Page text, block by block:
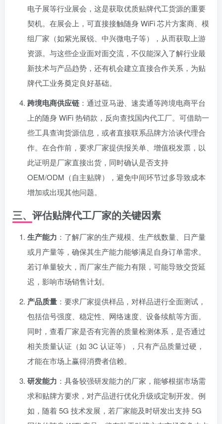
电子展等行业展会，这是获取优质贴牌代工货源的重要
契机。在展会上，可直接接触随身 WiFi 芯片方案商、模
组厂家（如紫光展锐、中兴微电子等），从而获取上游
资源。与这些企业面对面交流，不仅能深入了解行业最
新技术与产品趋势，还有机会建立直接合作关系，为贴
牌代工业务奠定良好基础。
跨境电商供应链 ：通过亚马逊、速卖通等跨境电商平台
上的随身 WiFi 热销款，反向查找国内代工厂。可借助一
些工具查询货源信息，或者直接联系品牌方洽谈代理合
作。在合作前，要求厂家提供报关单、增值税发票，以
此证明是厂家直接出货，同时确认是否支持
OEM/ODM（自主贴牌），避免中间环节过多导致成本
增加或出现其他问题。
三、评估贴牌代工厂家的关键因素
生产能力 ：了解厂家的生产规模、生产线数量、日产量
或月产量等，确保其生产能力能够满足自身订单需求。
若订单量较大，而厂家生产能力有限，可能导致交货延
迟，影响市场销售计划。
产品质量 ：要求厂家提供样品，对样品进行全面测试，
包括信号强度、稳定性、网络速度、设备续航等方面。
同时，查看厂家是否有完善的质量检测体系，是否通过
相关质量认证（如 3C 认证等），只有产品质量过硬，
才能在市场上赢得消费者信赖。
研发能力 ：具备较强研发能力的厂家，能够根据市场需
求和贴牌方要求，对产品进行优化升级或定制开发。例
如，随着 5G 技术发展，若厂家能及时研发出支持 5G